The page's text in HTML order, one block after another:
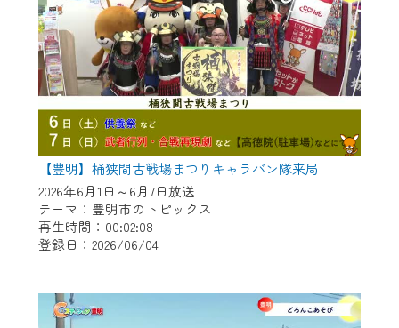
【豊明】桶狭間古戦場まつりキャラバン隊来局
2026年6月1日～6月7日放送
テーマ：豊明市のトピックス
再生時間：00:02:08
登録日：2026/06/04